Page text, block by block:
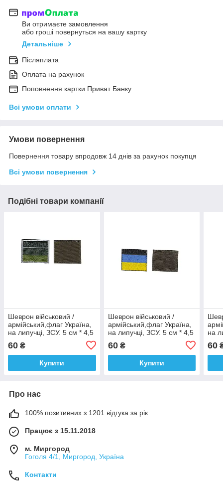
Ви отримаєте замовлення
або гроші повернуться на вашу картку
Детальніше
Післяплата
Оплата на рахунок
Поповнення картки Приват Банку
Всі умови оплати
Умови повернення
Повернення товару впродовж 14 днів за рахунок покупця
Всі умови повернення
Подібні товари компанії
Шеврон військовий /
армійський,флаг Україна,
на липучці, ЗСУ. 5 см * 4,5
60 ₴
Купити
Шеврон військовий /
армійський,флаг Україна,
на липучці, ЗСУ. 5 см * 4,5
60₴
Купити
на
60
Про нас
100% позитивних з 1201 відгука за рік
Працює з 15.11.2018
м. Миргород
Гоголя 4/1, Миргород, Україна
Контакти